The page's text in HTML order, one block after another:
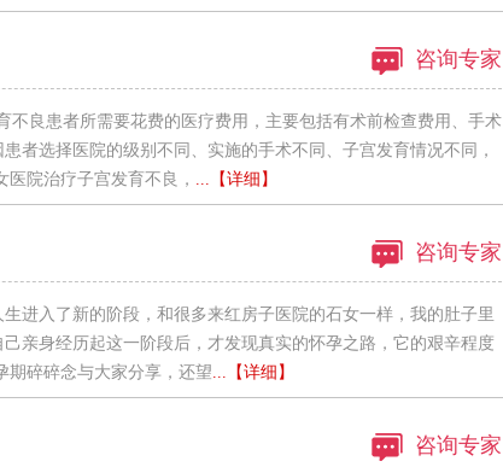
咨询专家
不良患者所需要花费的医疗费用，主要包括有术前检查费用、手术
者选择医院的级别不同、实施的手术不同、子宫发育情况不同，
院治疗子宫发育不良， ...【详细】
咨询专家
进入了新的阶段，和很多来红房子医院的石女一样，我的肚子里
亲身经历起这一阶段后，才发现真实的怀孕之路，它的艰辛程度
期碎碎念与大家分享，还望...【详细】
咨询专家